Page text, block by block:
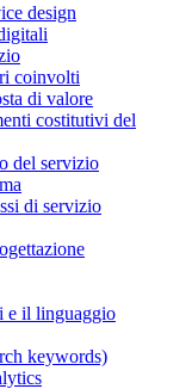
design
coinvolti
di valore
costitutivi del
del servizio
di servizio
e il linguaggio
keywords)